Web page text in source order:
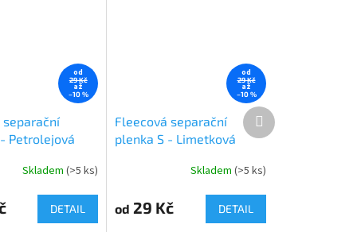
od
29 Kč
až
–10 %
separační
Petrolejová
Skladem(>5 ks)
DETAIL
od
29 Kč
až
–10 %
Fleecová separační
plenka S - Limetková
Skladem (>5 ks)
od 29 Kč DETAIL
Další
produkt